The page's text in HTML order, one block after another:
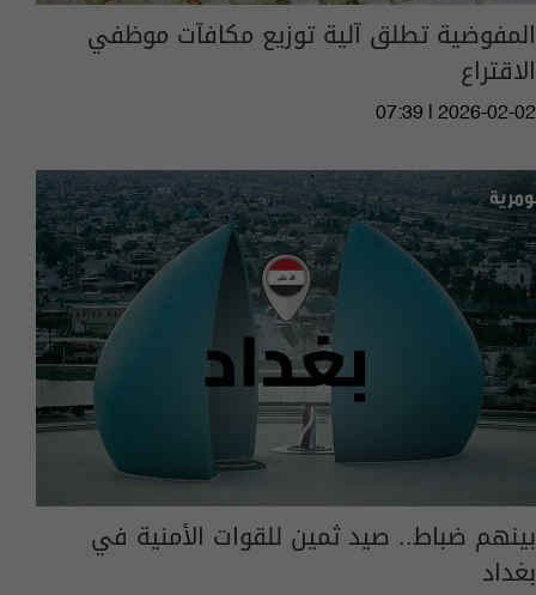
المفوضية تطلق آلية توزيع مكافآت موظفي
الاقتراع
07:39 | 2026-02-02
بينهم ضباط.. صيد ثمين للقوات الأمنية في
بغداد